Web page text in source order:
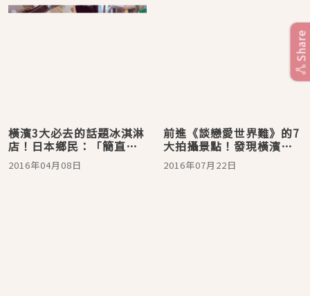
橫濱3大必去的話題冰淇淋
店！日本鄉民：「簡直是
夢幻逸品」
2016年04月08日
前進《談戀愛世界難》的7
大拍攝景點！發現橫濱新
玩法
2016年07月22日
Share